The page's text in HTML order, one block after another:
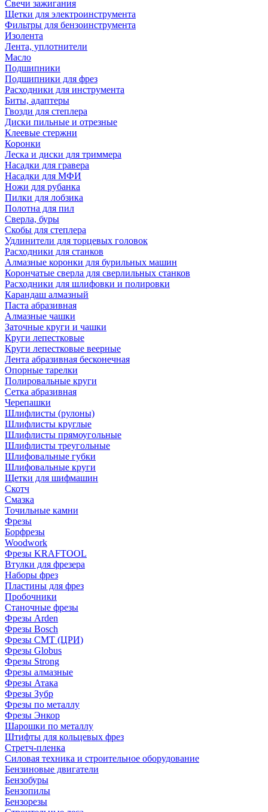
Свечи зажигания
Щетки для электроинструмента
Фильтры для бензоинструмента
Изолента
Лента, уплотнители
Масло
Подшипники
Подшипники для фрез
Расходники для инструмента
Биты, адаптеры
Гвозди для степлера
Диски пильные и отрезные
Клеевые стержни
Коронки
Леска и диски для триммера
Насадки для гравера
Насадки для МФИ
Ножи для рубанка
Пилки для лобзика
Полотна для пил
Сверла, буры
Скобы для степлера
Удлинители для торцевых головок
Расходники для станков
Алмазные коронки для бурильных машин
Корончатые сверла для сверлильных станков
Расходники для шлифовки и полировки
Карандаш алмазный
Паста абразивная
Алмазные чашки
Заточные круги и чашки
Круги лепестковые
Круги лепестковые веерные
Лента абразивная бесконечная
Опорные тарелки
Полировальные круги
Сетка абразивная
Черепашки
Шлифлисты (рулоны)
Шлифлисты круглые
Шлифлисты прямоугольные
Шлифлисты треугольные
Шлифовальные губки
Шлифовальные круги
Щетки для шифмашин
Скотч
Смазка
Точильные камни
Фрезы
Борфрезы
Woodwork
Фрезы KRAFTOOL
Втулки для фрезера
Наборы фрез
Пластины для фрез
Пробочники
Станочные фрезы
Фрезы Arden
Фрезы Bosch
Фрезы CMT (ЦРИ)
Фрезы Globus
Фрезы Strong
Фрезы алмазные
Фрезы Атака
Фрезы Зубр
Фрезы по металлу
Фрезы Энкор
Шарошки по металлу
Штифты для кольцевых фрез
Стретч-пленка
Силовая техника и строительное оборудование
Бензиновые двигатели
Бензобуры
Бензопилы
Бензорезы